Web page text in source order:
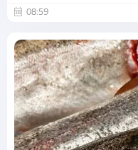
08:59